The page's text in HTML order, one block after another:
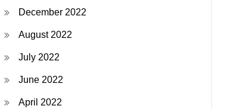
December 2022
August 2022
July 2022
June 2022
April 2022